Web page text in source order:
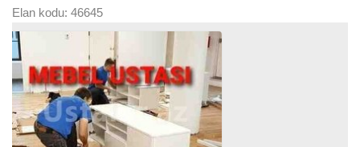
Elan kodu: 46645